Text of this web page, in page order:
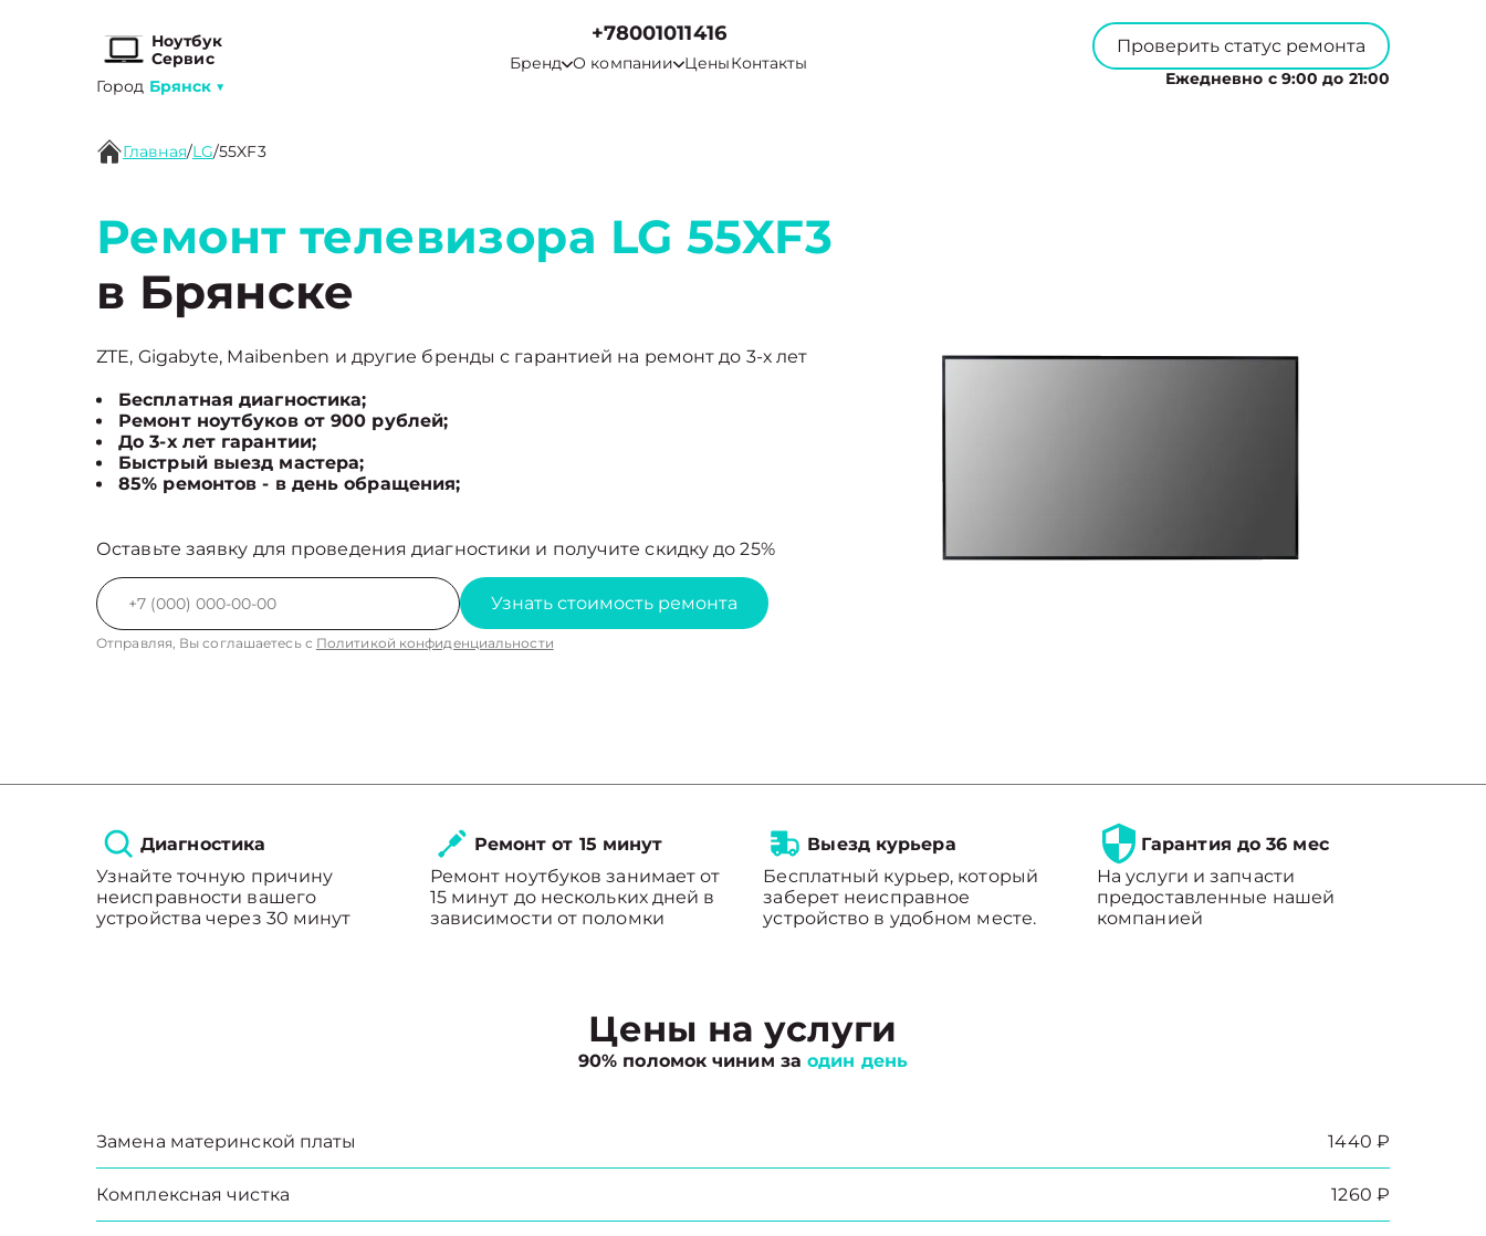
Ноутбук
Сервис
Город Брянск ▼
+78001011416
Бренд О компании ЦеныКонтакты
Проверить статус ремонта
Ежедневно с 9:00 до 21:00
Главная/LG/55XF3
Ремонт телевизора LG 55XF3
в Брянске
ZTE, Gigabyte, Maibenben и другие бренды с гарантией на ремонт до 3-х лет
Бесплатная диагностика;
Ремонт ноутбуков от 900 рублей;
До 3-х лет гарантии;
Быстрый выезд мастера;
85% ремонтов - в день обращения;
Оставьте заявку для проведения диагностики и получите скидку до 25%
Узнать стоимость ремонта
Отправляя, Вы соглашаетесь с Политикой конфиденциальности
Диагностика
Узнайте точную причину
неисправности вашего
устройства через 30 минут
Ремонт от 15 минут
Ремонт ноутбуков занимает от
15 минут до нескольких дней в
зависимости от поломки
Выезд курьера
Бесплатный курьер, который
заберет неисправное
устройство в удобном месте.
Гарантия до 36 мес
На услуги и запчасти
предоставленные нашей
компанией
Цены на услуги
90% поломок чиним заодин день
Замена материнской платы 1440 ₽
Комплексная чистка 1260 ₽